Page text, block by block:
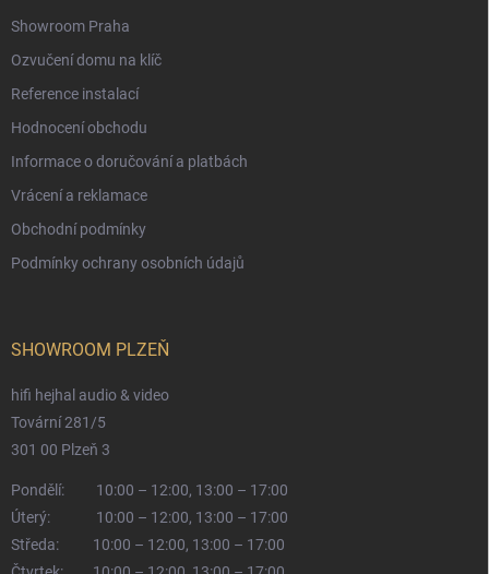
Showroom Praha
Ozvučení domu na klíč
Reference instalací
Hodnocení obchodu
Informace o doručování a platbách
Vrácení a reklamace
Obchodní podmínky
Podmínky ochrany osobních údajů
SHOWROOM PLZEŇ
hifi hejhal audio & video
Tovární 281/5
301 00 Plzeň 3
Pondělí:
10:00 – 12:00, 13:00 – 17:00
Úterý:
10:00 – 12:00, 13:00 – 17:00
Středa:
10:00 – 12:00, 13:00 – 17:00